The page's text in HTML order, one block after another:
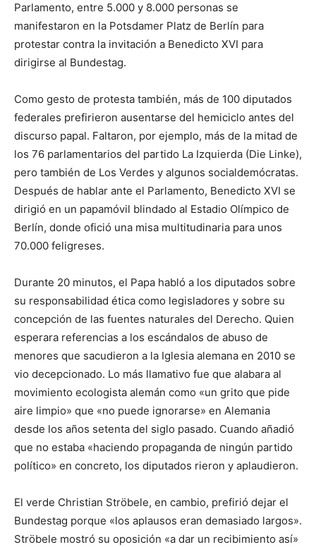
Parlamento, entre 5.000 y 8.000 personas se
manifestaron en la Potsdamer Platz de Berlín para
protestar contra la invitación a Benedicto XVI para
dirigirse al Bundestag.
Como gesto de protesta también, más de 100 diputados
federales prefirieron ausentarse del hemiciclo antes del
discurso papal. Faltaron, por ejemplo, más de la mitad de
los 76 parlamentarios del partido La Izquierda (Die Linke),
pero también de Los Verdes y algunos socialdemócratas.
Después de hablar ante el Parlamento, Benedicto XVI se
dirigió en un papamóvil blindado al Estadio Olímpico de
Berlín, donde ofició una misa multitudinaria para unos
70.000 feligreses.
Durante 20 minutos, el Papa habló a los diputados sobre
su responsabilidad ética como legisladores y sobre su
concepción de las fuentes naturales del Derecho. Quien
esperara referencias a los escándalos de abuso de
menores que sacudieron a la Iglesia alemana en 2010 se
vio decepcionado. Lo más llamativo fue que alabara al
movimiento ecologista alemán como «un grito que pide
aire limpio» que «no puede ignorarse» en Alemania
desde los años setenta del siglo pasado. Cuando añadió
que no estaba «haciendo propaganda de ningún partido
político» en concreto, los diputados rieron y aplaudieron.
El verde Christian Ströbele, en cambio, prefirió dejar el
Bundestag porque «los aplausos eran demasiado largos».
Ströbele mostró su oposición «a dar un recibimiento así»